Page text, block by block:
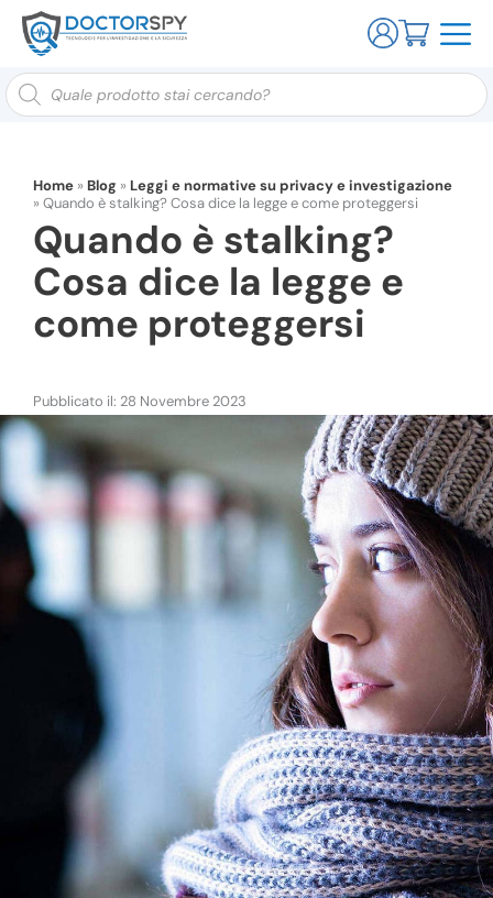
Ricerca
prodotti
Home » Blog » Leggi e normative su privacy e investigazione
» Quando è stalking? Cosa dice la legge e come proteggersi
Quando è stalking?
Cosa dice la legge e
come proteggersi
Pubblicato il: 28 Novembre 2023